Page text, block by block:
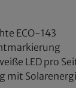
ECO-143
LED pro
mit